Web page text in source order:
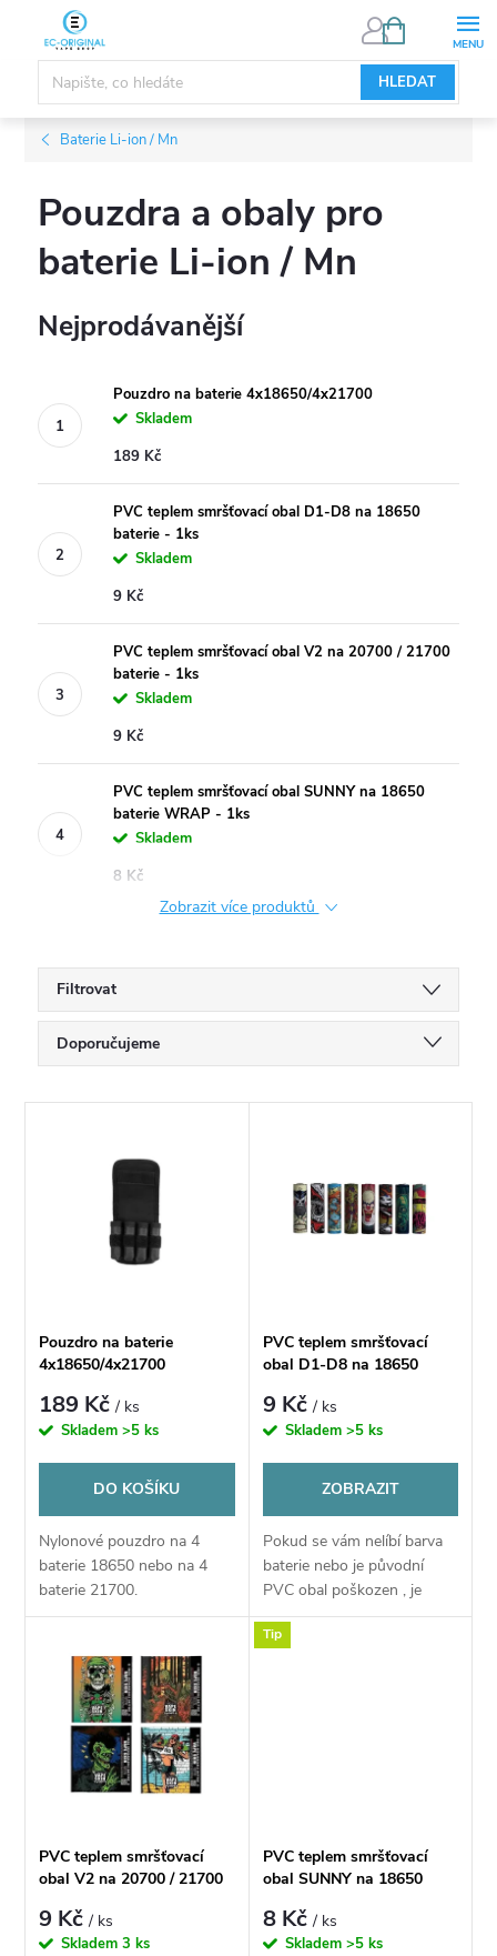
obsah
HLEDAT
NÁKUPNÍ
Baterie Li-ion / Mn
Pouzdra a obaly pro
baterie Li-ion / Mn
Nejprodávanější
Pouzdro na baterie 4x18650/4x21700
Skladem
189 Kč
PVC teplem smršťovací obal D1-D8 na 18650
baterie - 1ks
Skladem
9 Kč
PVC teplem smršťovací obal V2 na 20700 / 21700
baterie - 1ks
Skladem
9 Kč
PVC teplem smršťovací obal SUNNY na 18650
baterie WRAP - 1ks
Skladem
8 Kč
Zobrazit více produktů
Filtrovat
Ř
a
í
p
r
d
u
Doporučujeme
Nejprodávanější
Abecedně
s
p
r
o
d
u
Pouzdro na baterie
4x18650/4x21700
189 Kč/ ks
Skladem>5 ks
DO KOŠÍKU
Nylonové pouzdro na 4
baterie 18650 nebo na 4
baterie 21700.
PVC teplem smršťovací
obal D1-D8 na 18650
9 Kč/ ks
Skladem >5 ks
ZOBRAZIT
Pokud se vám nelíbí barva
baterie nebo je původní
PVC obal poškozen , je
možné nahradit
obal pomocí tohoto PVC
PVC teplem smršťovací
obal V2 na 20700 / 21700
9 Kč/ ks
Skladem3 ks
Tip
PVC teplem smršťovací
obal SUNNY na 18650
8 Kč/ ks
Skladem >5 ks